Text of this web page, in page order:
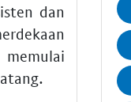
dan